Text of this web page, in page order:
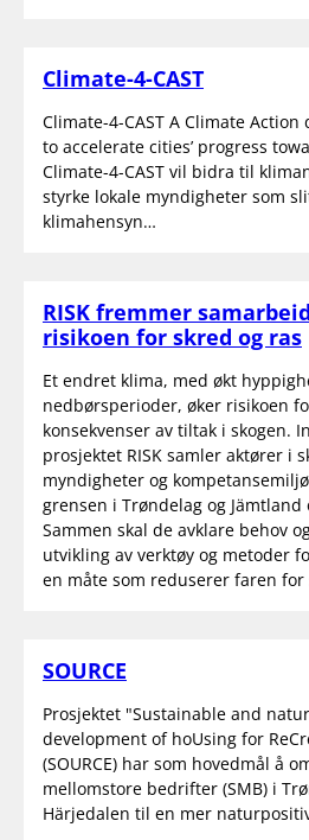
Climate-4-CAST
Climate-4-CAST A Climate
to accelerate cities’ progress
Climate-4-CAST vil bidra til
styrke lokale myndigheter som
klimahensyn…
RISK fremmer
risikoen for skred og ras
Et endret klima, med økt
nedbørsperioder, øker risikoen
konsekvenser av tiltak i skogen.
prosjektet RISK samler aktører i
myndigheter og
grensen i Trøndelag og
Sammen skal de avklare behov
utvikling av verktøy og metoder
en måte som reduserer faren for
SOURCE
Prosjektet "Sustainable and
development of hoUsing for
(SOURCE) har som hovedmål å
mellomstore bedrifter (SMB) i
Härjedalen til en mer